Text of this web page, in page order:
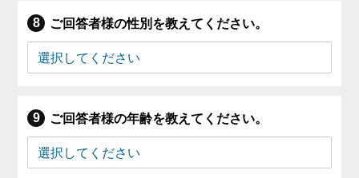
ご回答者様の性別を教えてください。
ご回答者様の年齢を教えてください。